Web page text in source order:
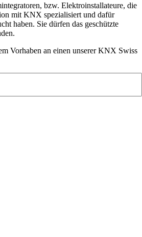
bzw. Elektroinstallateure, die
mit KNX spezialisiert und dafür
haben. Sie dürfen das geschützte
Vorhaben an einen unserer KNX Swiss